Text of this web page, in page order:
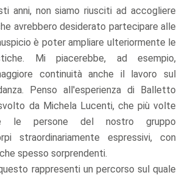
anni, non siamo riusciti ad accogliere
avrebbero desiderato partecipare alle
è poter ampliare ulteriormente le
Mi piacerebbe, ad esempio,
continuità anche il lavoro sul
Penso all'esperienza di Balletto
da Michela Lucenti, che più volte
le persone del nostro gruppo
straordinariamente espressivi, con
spesso sorprendenti.
rappresenti un percorso sul quale